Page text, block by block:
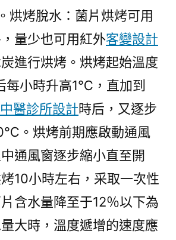
烘烤脫水：菌片烘烤可用
量少也可用紅外客變設計
進行烘烤。烘烤起始溫度
小時升高1℃，直加到
中醫診所設計時后，又逐步
。烘烤前期應啟動通風
通風窗逐步縮小直至開
10小時左右，采取一次性
含水量降至于12％以下為
大時，溫度遞增的速度應